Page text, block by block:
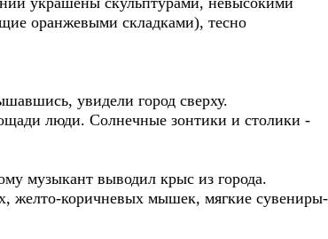
оранжевыми складками), тесно
увидели город сверху.
люди. Солнечные зонтики и столики -
музыкант выводил крыс из города.
желто-коричневых мышек, мягкие сувениры-